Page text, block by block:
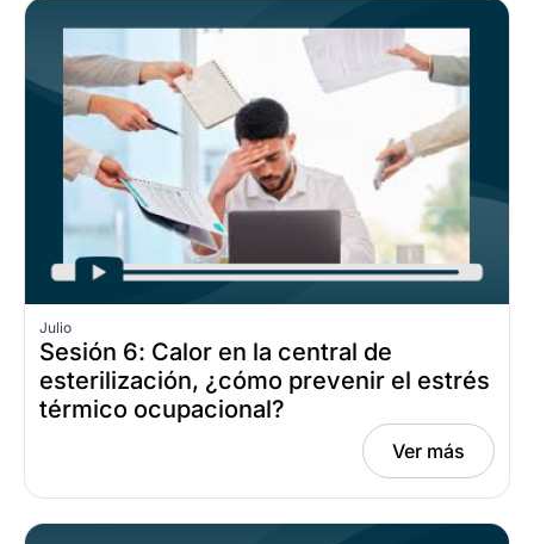
Julio
Sesión 6: Calor en la central de
esterilización, ¿cómo prevenir el estrés
térmico ocupacional?
Ver más